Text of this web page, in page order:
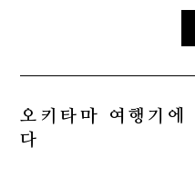
오키타마 여행기에
다